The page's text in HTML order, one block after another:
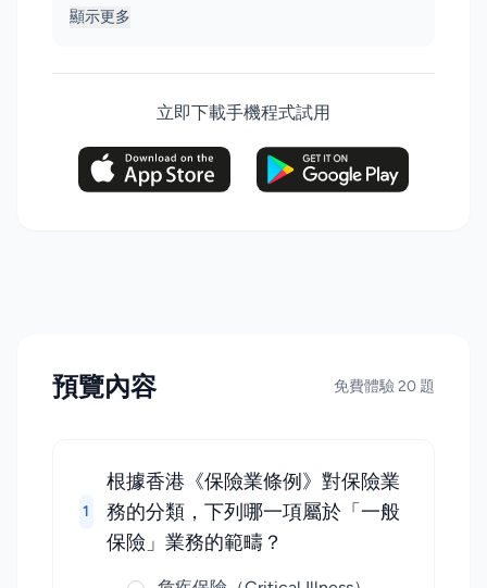
顯示更多
立即下載手機程式試用
預覽內容 免費體驗 20 題
1
根據香港《保險業條例》對保險業
務的分類，下列哪一項屬於「一般
保險」業務的範疇？